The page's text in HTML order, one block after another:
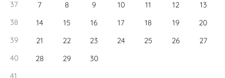
37
7 8 9 10 11 12
13
38
14 15 16 17 18 19
20
39
21 22 23 24 25 26
27
40
28 29
30
41